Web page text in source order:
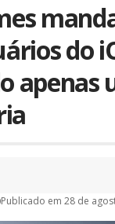
do
apenas
Publicado em 28 de